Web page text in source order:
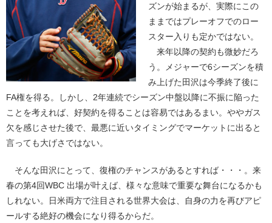
ズンが始まるが、実際にこの
ままではプレーオフでのロー
スター入りも定かではない。
来年以降の契約も微妙だろ
う。メジャーで6シーズンを積
み上げた田沢は今季終了後に
FA権を得る。しかし、2年連続でシーズン中盤以降に不振に陥った
ことを考えれば、好契約を得ることは容易ではあるまい。ややガス
欠を感じさせた後で、最悪に近いタイミングでマーケットに出ると
言っても大げさではない。
そんな田沢にとって、復権のチャンスがあるとすれば・・・。来
春の第4回WBC 出場が叶えば、様々な意味で重要な舞台になるかも
しれない。日米両方で注目される世界大会は、自身の力を再びアピ
ールする絶好の機会になり得るからだ。